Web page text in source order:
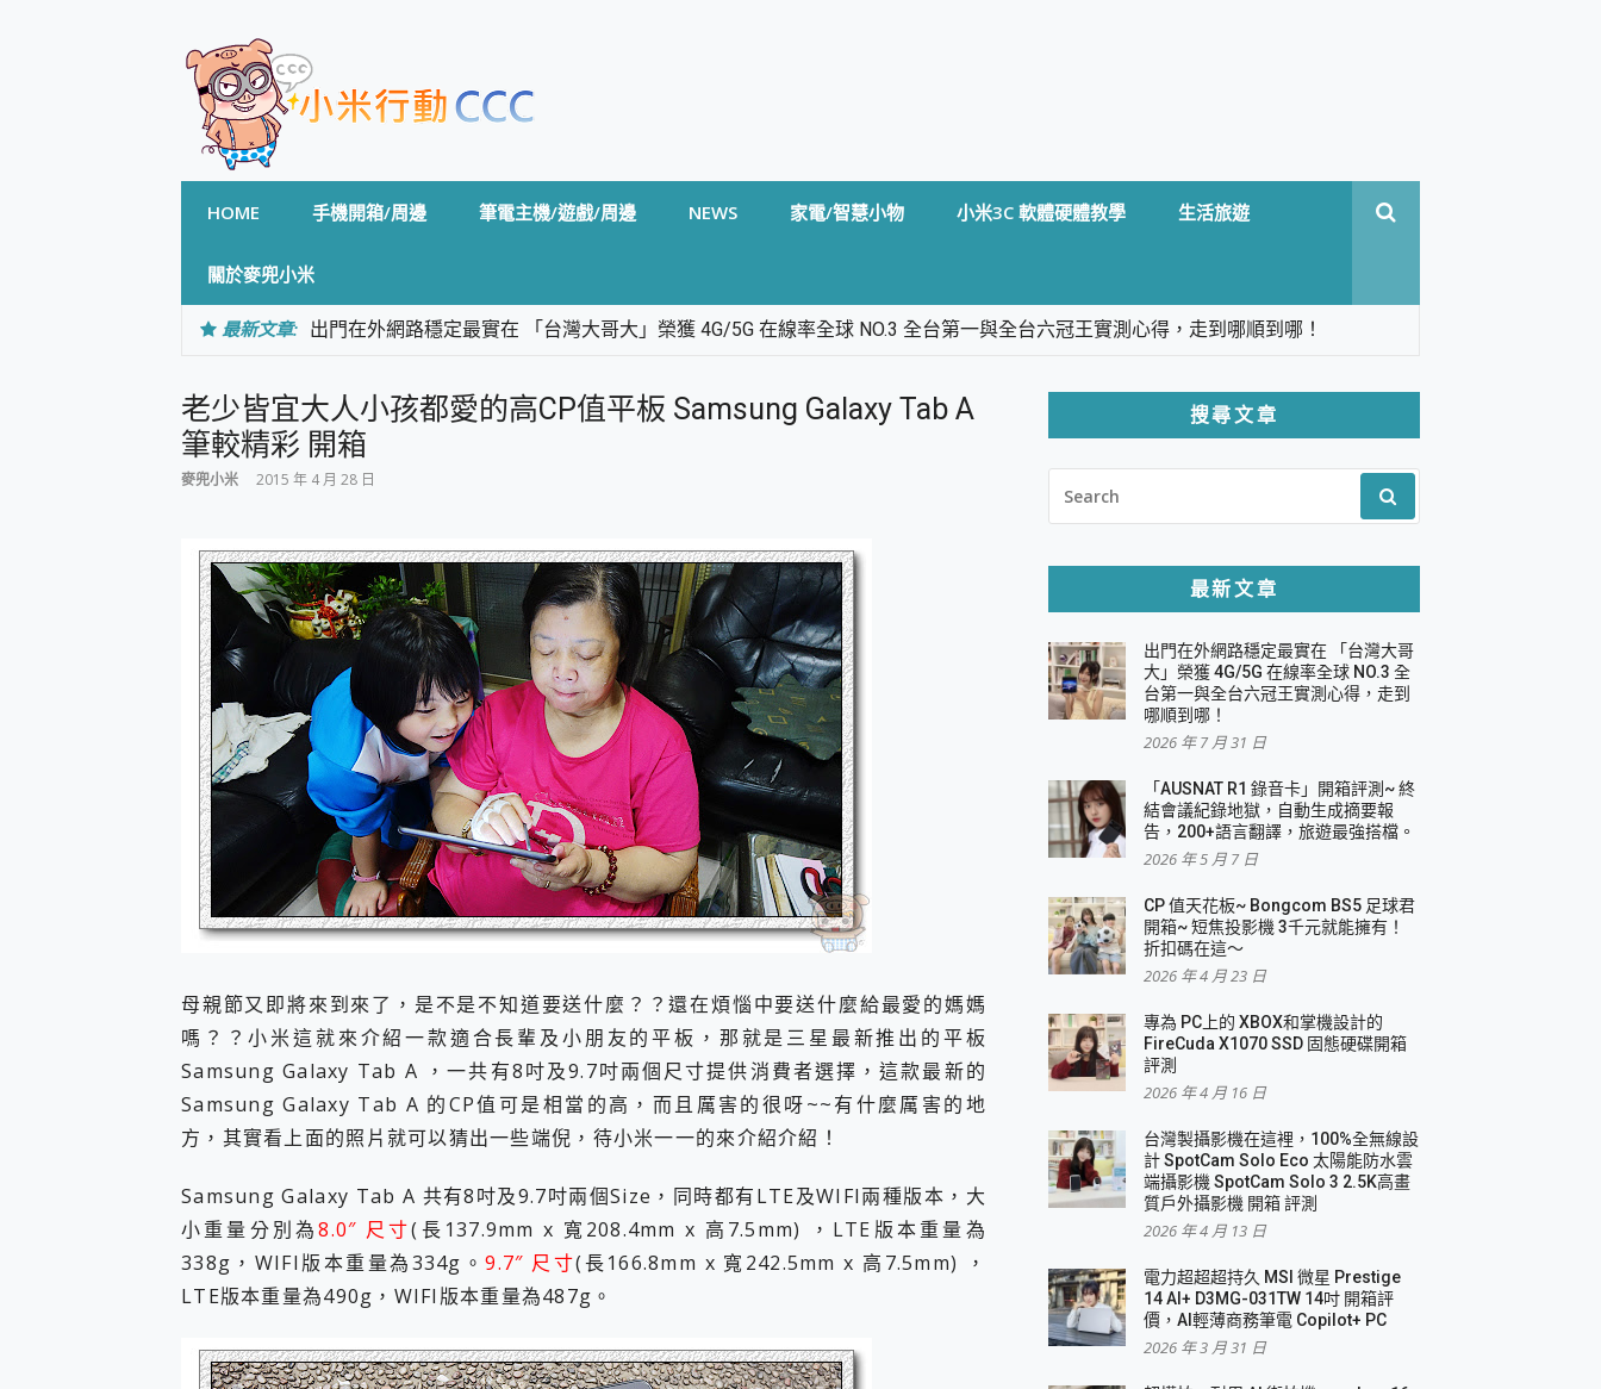
HOME 手機開箱/周邊 筆電主機/遊戲/周邊 NEWS 家電/智慧小物 小米3C 軟體硬體教學 生活旅遊
關於麥兜小米
最新文章: 出門在外網路穩定最實在 「台灣大哥大」榮獲 4G/5G 在線率全球 NO.3 全台第一與全台六冠王實測心得，走到哪順到哪！
專為 PC上的 XBOX和掌機設計的 FireCuda X1070 SSD 固態硬碟開箱 評測
台灣製攝影機在這裡，100%全無線設計 SpotCam Solo Eco 太陽能防水雲端攝影機 SpotCam Solo 3 2.5K高畫質戶外攝影機 開箱 評
測
電力超超超持久 MSI 微星 Prestige 14 AI+ D3MG-031TW 14吋 開箱評價，AI輕薄商務筆電 Copilot+ PC
AI 支付 一錶搞定大小事 Xiaomi Watch 5 開箱 評測
超驚艷 讓人一眼就愛上 LENOVO 聯想 Yoga Book 9 14吋 AI輕薄筆電 開箱 評測
美到讓人超想擁有 moto pad 60 系列 與 Moto | Swarovski razr 60 冰藍限定版本 開箱 評測
好用的 EaseUS Partition Master 讓您輕鬆的移除與格式化有防寫保護的隨身碟或SD卡
一鍵修復模糊影片、舊照的 AI 好幫手! VideoProc Converter AI 新版全解析 × 年末優惠，一篇全看懂
小朋友才做選擇 投影機 RGB藍牙音響 氛圍情境燈 我通通都要！ Starfish 2 幻彩膠囊投影機｜結合「 智慧投影 & 煥彩流動 」的沈浸
式生活新體驗
外型超吸晴~ 給您絕佳操控體驗 GravaStar Mercury K1 系列 異星機械鍵盤與 Mercury X 系列 輕量無線電競滑鼠 開箱 評測
開箱~變身「蜘蛛人」椅子軍師！MSI MPG 491CQP QD-OLED 超寬曲面電競螢幕，多工辦公、爽度滿滿的終極桌面體驗
iPhone 17 系列 有認證的防護來囉！ imos 首家導入 UL MCV 行銷宣告驗證的手機配件品牌
DJI Osmo Pocket 3 爽爽帶回家 歡慶 EaseUS 21 週年到來，「Slogan 海報徵稿活動」好康大放送
小巧好吸不擋鏡頭 有Qi2認證的 ONPRO MagReact MXs2 5000mAh薄型磁吸無線急速行動電源 開箱 評測
會走動的冷暖氣 SONY REON POCKET PRO 穿戴式智慧冷暖調溫裝置 開箱 評測
寶可夢飛人外掛iToolab AnyGo全新升級，GO Fest 五折優惠嗨翻天！支援 iOS/Android！
百倍變焦實測~ vivo X200 Pro 與 S25 Ultra 誰能滿足全場景拍攝需求？
超好用的 PLAUD NotePin AI 智慧錄音膠囊~ 您的AI 秘書已上線 每月免費送你 300分鐘轉寫
COMPUTEX 2025 來囉！AGI亞奇雷 AI・Gaming・創作儲存方案登場，趕快來AGI亞奇雷挑戰任務抽 PS5！
自帶線的 有線無線都能充 ONPRO MagReact M5 10000mAh 5合1 磁吸無線急速行動電源 開箱 評測
飛利浦 JS7310 ⚡【電急便｜行動儲能救車電源】 可靠的旅行夥伴！帶給您優異的安全性與強大供電效能
是螢幕也是電視! 一機超多用途「MSI微星 Modern MD272UPSW 27型」 4K IPS 輕薄商用智慧聯網螢幕 開箱 評測
您的專屬AI 助手 Yoga Slim 7 Aura Edition 觸控AI筆電 開箱 評測
realme 14 Pro 超硬軍規、冰感變色實測，realme 14 5G 遊戲戰鬥值爆表，效能x娛樂全都要！
iPhone、Apple Watch、AirPods耳機 三個設備充電一起搞定 ONPRO MagReact™ M3 3 in 1可攜摺疊無線充電器 開箱 評測
動靜皆宜「HUAWEI FreeArc」開放式耳掛耳機，無感配戴! 超穩超服貼，音質、通話也很優質
好玩好拍 vivo V50 ~ 口袋裡的 Zeiss 潮流攝影棚!
25種洗烘模式一機搞定! Roborock 衣莉莎白 H1 Neo分子篩洗脫烘 AI 滾筒洗衣機
給 MSI Claw 系列電競掌機 最完美的家 MSI Nest Docking Station 掌機專屬擴充底座 開箱 評測
B&O 精品級音響! Home+ 中嘉寬頻 SoundBox 劇院串流盒 開箱 評測
2億 APO蔡司長焦神機降臨~ vivo X200 Pro、vivo X200 就是這麼好拍
EaseUS Vocal Remover 免費線上去聲器一鍵去除人聲 人聲 音樂分離 2024 消除人聲推薦
3 個超值 MHN 飛人工具分享~~ iToolab AnyGo 魔物獵人 Now飛人 ios教學 不出門也可以到處走
Locawhere AnyTo 寶可夢飛人 AnyTo 不出門也可以飛遍全世界
老少皆宜大人小孩都愛的高CP值平板 Samsung Galaxy Tab A
筆較精彩 開箱
麥兜小米 2015 年 4 月 28 日
母親節又即將來到來了，是不是不知道要送什麼？？還在煩惱中要送什麼給最愛的媽媽
嗎？？小米這就來介紹一款適合長輩及小朋友的平板，那就是三星最新推出的平板
Samsung Galaxy Tab A ，一共有8吋及9.7吋兩個尺寸提供消費者選擇，這款最新的
Samsung Galaxy Tab A 的CP值可是相當的高，而且厲害的很呀~~有什麼厲害的地
方，其實看上面的照片就可以猜出一些端倪，待小米一一的來介紹介紹！
Samsung Galaxy Tab A 共有8吋及9.7吋兩個Size，同時都有LTE及WIFI兩種版本，大
小重量分別為8.0″ 尺寸(長137.9mm x 寬208.4mm x 高7.5mm) ，LTE版本重量為
338g，WIFI版本重量為334g。9.7″ 尺寸(長166.8mm x 寬242.5mm x 高7.5mm) ，
LTE版本重量為490g，WIFI版本重量為487g。
搜尋文章
FOR:
最新文章
出門在外網路穩定最實在 「台灣大哥
大」榮獲 4G/5G 在線率全球 NO.3 全
台第一與全台六冠王實測心得，走到
哪順到哪！
2026 年 7 月 31 日
「AUSNAT R1 錄音卡」開箱評測~ 終
結會議紀錄地獄，自動生成摘要報
告，200+語言翻譯，旅遊最強搭檔。
2026 年 5 月 7 日
CP 值天花板~ Bongcom BS5 足球君
開箱~ 短焦投影機 3千元就能擁有！
折扣碼在這～
2026 年 4 月 23 日
專為 PC上的 XBOX和掌機設計的
FireCuda X1070 SSD 固態硬碟開箱
評測
2026 年 4 月 16 日
台灣製攝影機在這裡，100%全無線設
計 SpotCam Solo Eco 太陽能防水雲
端攝影機 SpotCam Solo 3 2.5K高畫
質戶外攝影機 開箱 評測
2026 年 4 月 13 日
電力超超超持久 MSI 微星 Prestige
14 AI+ D3MG-031TW 14吋 開箱評
價，AI輕薄商務筆電 Copilot+ PC
2026 年 3 月 31 日